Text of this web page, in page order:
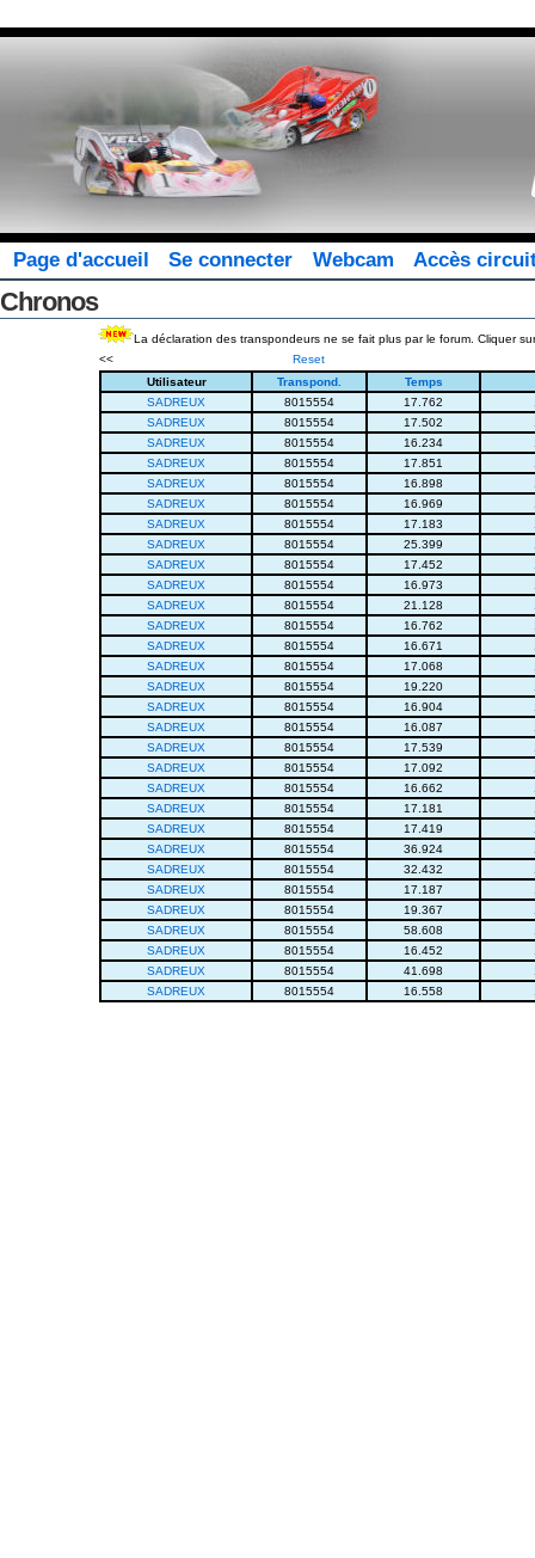
Page d'accueil Se connecter Webcam Accès
Chronos
La déclaration des transpondeurs ne se fait plus par le forum. Cliquer
<<
Reset
Utilisateur
Transpond.
Temps
SADREUX
8015554 17.762
SADREUX
8015554 17.502
SADREUX
8015554 16.234
SADREUX
8015554 17.851
SADREUX
8015554 16.898
SADREUX
8015554 16.969
SADREUX
8015554 17.183
SADREUX
8015554 25.399
SADREUX
8015554 17.452
SADREUX
8015554 16.973
SADREUX
8015554 21.128
SADREUX
8015554 16.762
SADREUX
8015554 16.671
SADREUX
8015554 17.068
SADREUX
8015554 19.220
SADREUX
8015554 16.904
SADREUX
8015554 16.087
SADREUX
8015554 17.539
SADREUX
8015554 17.092
SADREUX
8015554 16.662
SADREUX
8015554 17.181
SADREUX
8015554 17.419
SADREUX
8015554 36.924
SADREUX
8015554 32.432
SADREUX
8015554 17.187
SADREUX
8015554 19.367
SADREUX
8015554 58.608
SADREUX
8015554 16.452
SADREUX
8015554 41.698
SADREUX
8015554 16.558